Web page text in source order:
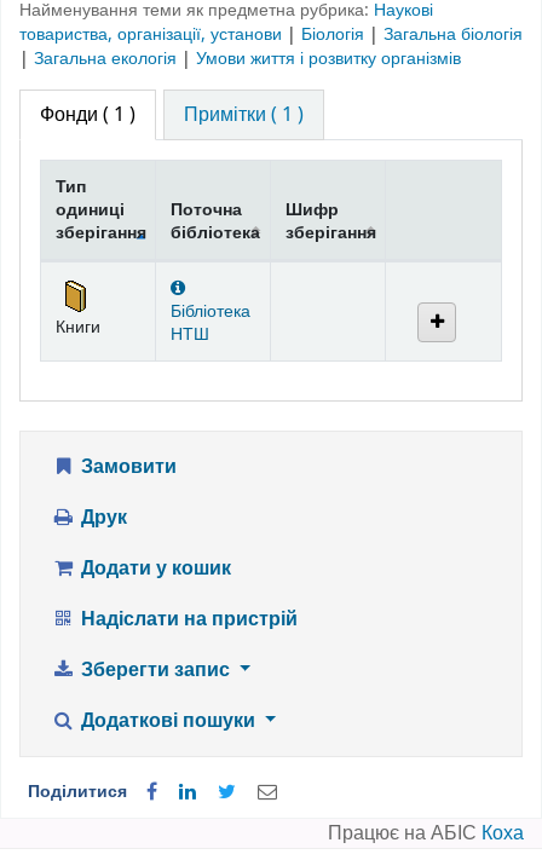
Найменування теми як предметна рубрика: Наукові
товариства, організації, установи | Біологія | Загальна біологія
| Загальна екологія | Умови життя і розвитку організмів
Фонди ( 1 ) Примітки ( 1 )
Фонди
Тип
одиниці
зберігання
Поточна
бібліотека
Шифр
зберігання
Книги
Бібліотека
НТШ
Замовити
Друк
Додати у кошик
Надіслати на пристрій
Зберегти запис
Додаткові пошуки
Поділитися
Працює на АБІС Коха